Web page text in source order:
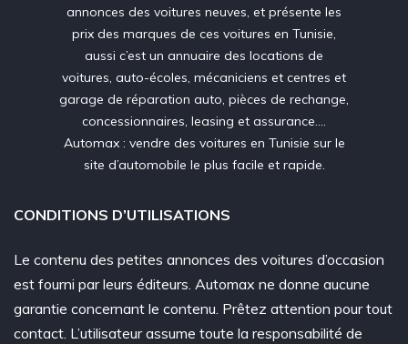
annonces des voitures neuves, et présente les
prix des marques de ces voitures en Tunisie,
aussi c’est un annuaire des locations de
voitures, auto-écoles, mécaniciens et centres et
garage de réparation auto, pièces de rechange,
concessionnaires, leasing et assurance….
Automax : vendre des voitures en Tunisie sur le
site d’automobile le plus facile et rapide.
CONDITIONS D’UTILISATIONS
Le contenu des petites annonces des voitures d’occasion
est fourni par leurs éditeurs. Automax ne donne aucune
garantie concernant le contenu. Prêtez attention pour tout
contact. L’utilisateur assume toute la responsabilité de